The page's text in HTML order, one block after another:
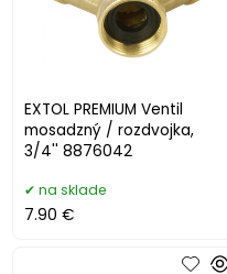
EXTOL PREMIUM Ventil
mosadzný / rozdvojka,
3/4'' 8876042
na sklade
7.90 €